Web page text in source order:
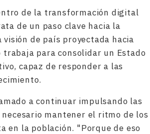
de la transformación digital
de un paso clave hacia la
de país proyectada hacia
para consolidar un Estado
capaz de responder a las
a continuar impulsando las
mantener el ritmo de los
en la población. "Porque de eso